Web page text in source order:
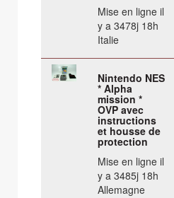
Mise en ligne il
y a 3478j 18h
Italie
Nintendo NES
* Alpha
mission *
OVP avec
instructions
et housse de
protection
Mise en ligne il
y a 3485j 18h
Allemagne